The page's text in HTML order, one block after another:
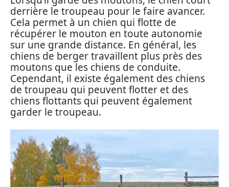
derrière le troupeau pour le faire avancer.
Cela permet à un chien qui flotte de
récupérer le mouton en toute autonomie
sur une grande distance. En général, les
chiens de berger travaillent plus près des
moutons que les chiens de conduite.
Cependant, il existe également des chiens
de troupeau qui peuvent flotter et des
chiens flottants qui peuvent également
garder le troupeau.